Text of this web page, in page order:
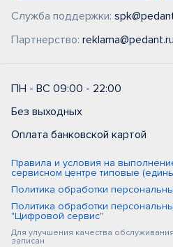
Служба поддержки:
Партнерство: reklama@pedant.ru
ПН - ВС 09:00 - 22:00
Без выходных
Оплата банковской картой
Правила и условия на
сервисном центре типовые
Политика обработки
Политика обработки
"Цифровой сервис"
Для улучшения качества
записан